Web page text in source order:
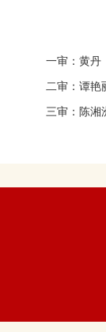
一审：黄丹
二审：谭艳
三审：陈湘